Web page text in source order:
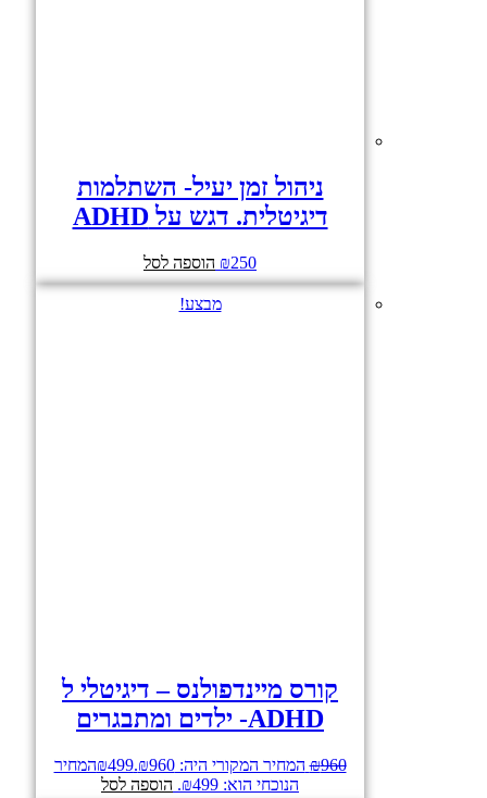
ניהול זמן יעיל- השתלמות
דיגיטלית. דגש על ADHD
₪250 הוספה לסל
מבצע!
קורס מיינדפולנס – דיגיטלי ל
ADHD- ילדים ומתבגרים
₪960 המחיר המקורי היה: ₪960. ₪499
המחיר
הנוכחי הוא: ₪499.
הוספה לסל